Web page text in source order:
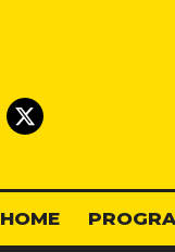
HOME